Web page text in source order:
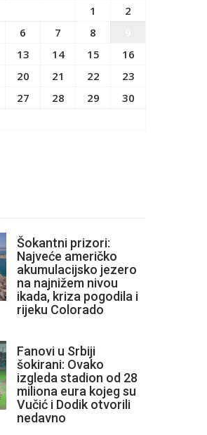
1
2
6 7 8
13 14 15
16
20 21 22
23
27 28 29
30
Šokantni prizori:
Najveće američko
akumulacijsko jezero
na najnižem nivou
ikada, kriza pogodila i
rijeku Colorado
Fanovi u Srbiji
šokirani: Ovako
izgleda stadion od 28
miliona eura kojeg su
Vučić i Dodik otvorili
nedavno